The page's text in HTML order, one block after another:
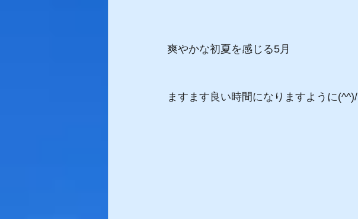
爽やかな初夏を感じる5月
ますます良い時間になりますように(^^)/